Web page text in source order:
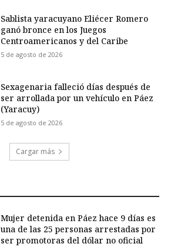
Sablista yaracuyano Eliécer Romero
ganó bronce en los Juegos
Centroamericanos y del Caribe
5 de agosto de 2026
Sexagenaria falleció días después de
ser arrollada por un vehículo en Páez
(Yaracuy)
5 de agosto de 2026
Cargar más
Mujer detenida en Páez hace 9 días es
una de las 25 personas arrestadas por
ser promotoras del dólar no oficial